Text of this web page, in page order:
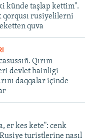
künde taşlap kettim".
qorqusı rusiyelilerni
quva
Qırım
devlet hainligi
daqqalar içinde
er kes kete": cenk
turistlerine nasıl